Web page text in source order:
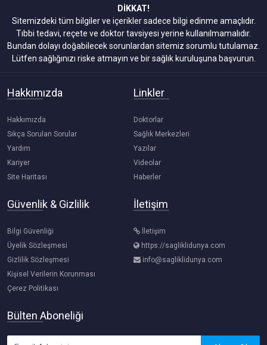
DİKKAT!
Sitemizdeki tüm bilgiler ve içerikler sadece bilgi edinme amaçlıdır.
Tıbbi tedavi, reçete ve doktor tavsiyesi yerine kullanılmamalıdır.
Bundan dolayı doğabilecek sorunlardan sitemiz sorumlu tutulamaz.
Lütfen sağlığınızı riske atmayın ve bir sağlık kuruluşuna başvurun.
Hakkımızda
Hakkımızda
Sıkça Sorulan Sorular
Yardım
Kariyer
Site Haritası
Linkler
Doktorlar
Sağlık Merkezleri
Yazılar
Videolar
Haberler
Güvenlik & Gizlilik
Bilgi Güvenliği
Üyelik Sözleşmesi
Gizlilik Sözleşmesi
Kişisel Verilerin Korunması
Çerez Politikası
İletişim
İletişim
https://sagliklidunya.com
info@sagliklidunya.com
Bülten Aboneliği